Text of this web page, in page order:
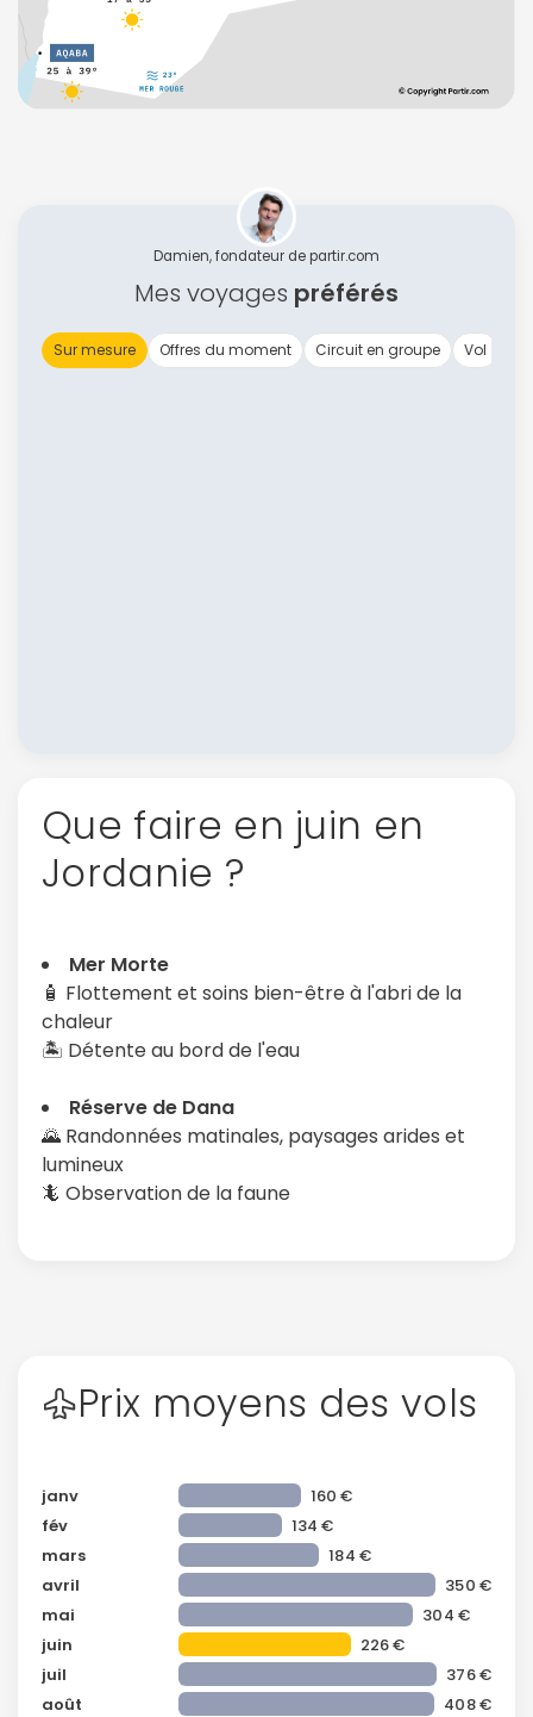
Damien, fondateur de partir.com
Mes voyages préférés
Sur mesure Offres du moment Circuit en groupe Vol
Que faire en juin en
Jordanie ?
Mer Morte
🧴 Flottement et soins bien-être à l'abri de la
chaleur
🏝️ Détente au bord de l'eau
Réserve de Dana
🌄 Randonnées matinales, paysages arides et
lumineux
🦎 Observation de la faune
Prix moyens des vols
janv
160 €
fév
134 €
mars
184 €
avril
350 €
mai
304 €
juin
226 €
juil
376 €
août
408 €